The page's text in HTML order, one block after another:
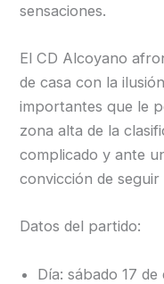
sensaciones.
El CD Alcoyano
de casa con la
importantes que le
zona alta de la
complicado y ante
convicción de
Datos del partido:
Día: sábado 17 de